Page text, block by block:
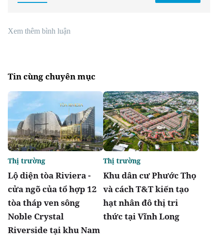
Xem thêm bình luận
Tin cùng chuyên mục
Lộ diện tòa Riviera -
cửa ngõ của tổ hợp 12
tòa tháp ven sông
Noble Crystal
Riverside tại khu Nam
Thị trường
Khu dân cư Phước Thọ
và cách T&T kiến tạo
hạt nhân đô thị tri
thức tại Vĩnh Long
Thị trường